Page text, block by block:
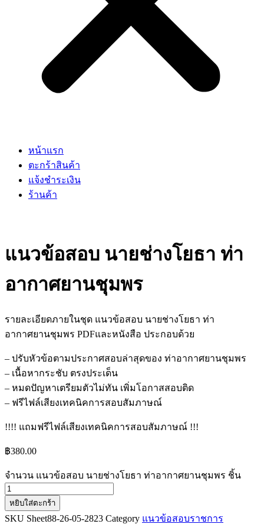
หน้าแรก
ตะกร้าสินค้า
แจ้งชำระเงิน
ร้านค้า
แนวข้อสอบ นายช่างโยธา ท่า
อากาศยานชุมพร
รายละเอียดภายในชุด แนวข้อสอบ นายช่างโยธา ท่า
อากาศยานชุมพร PDFและหนังสือ ประกอบด้วย
– ปรับหัวข้อตามประกาศสอบล่าสุดของ ท่าอากาศยานชุมพร
– เนื้อหากระชับ ตรงประเด็น
– หมดปัญหาเตรียมตัวไม่ทัน เพิ่มโอกาสสอบติด
– ฟรีไฟล์เสียงเทคนิคการสอบสัมภาษณ์
!!!! แถมฟรีไฟล์เสียงเทคนิคการสอบสัมภาษณ์ !!!
฿380.00
จำนวน แนวข้อสอบ นายช่างโยธา ท่าอากาศยานชุมพร ชิ้น
หยิบใส่ตะกร้า
SKU Sheet88-26-05-2823 Category แนวข้อสอบราชการ